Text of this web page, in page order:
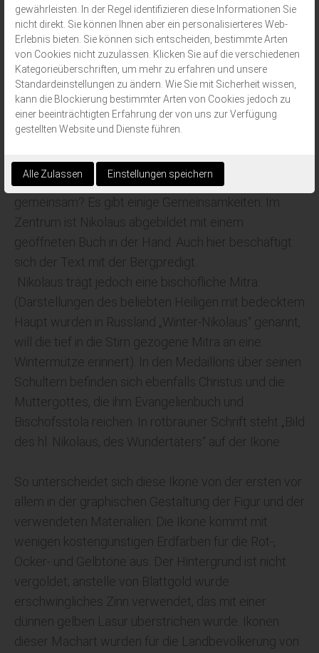
leisten. Die Ikone stammt von einem akademisch
ausgebildeten Künstler und weist Stilmerkmale auf,
die aus der westlichen Kunst übernommen wurden.
Dazu gehören die naturalistische Wedergabe des
Gesichtes und die Ausarbeitung des Gewandes.
kommt die Nikolaus-Ikone für ärmere Leute. Was hat
diese Bildtafel mit der Ikone für reiche Leute
gemeinsam? Es gibt einige Gemeinsamkeiten: Im
Zentrum ist Nikolaus abgebildet mit einem
geöffneten Buch in der Hand. Auch hier beschäftigt
sich der Text mit der Bergpredigt.
Nikolaus trägt jedoch eine bischöfliche Mitra
(Darstellungen des beliebten Heiligen mit bedecktem
Haupt wurden in Russland „Winter-Nikolaus“ genannt,
will die tief in die Stirn gezogene Mitra an eine
Wintermütze erinnert). In den Medaillons über seinen
Schultern befinden sich ebenfalls Christus und die
Muttergottes, die ihm Evangelienbuch und
Bischofsstola reichen. In rotbrauner Schrift steht „Bild
des hl. Nikolaus, des Wundertäters“ auf der Ikone.
So unterscheidet sich diese Ikone von der ersten vor
allem in der graphischen Gestaltung der Figur und der
verwendeten Materialien: Die Ikone kommt mit
wenigen kostengünstigen Erdfarben für die Rot-,
Ocker- und Gelbtöne aus. Der Hintergrund ist nicht
vergoldet; anstelle von Blattgold wurde
erschwingliches Zinn verwendet, das mit einer
dünnen gelben Lasur überstrichen wurde. Ikonen
dieser Machart wurden für die Landbevölkerung von
gewährleisten. In der Regel identifizieren diese Informationen Sie
nicht direkt. Sie können Ihnen aber ein personalisierteres Web-
Erlebnis bieten. Sie können sich entscheiden, bestimmte Arten
von Cookies nicht zuzulassen. Klicken Sie auf die verschiedenen
Kategorieüberschriften, um mehr zu erfahren und unsere
Standardeinstellungen zu ändern. Wie Sie mit Sicherheit wissen,
kann die Blockierung bestimmter Arten von Cookies jedoch zu
einer beeinträchtigten Erfahrung der von uns zur Verfügung
gestellten Website und Dienste führen.
Alle Zulassen Einstellungen speichern